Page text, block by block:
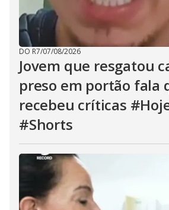
DO R7/07/08/2026
Jovem que resgatou
preso em portão fala
recebeu críticas
#Shorts